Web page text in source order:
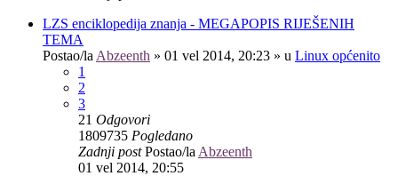
LZS enciklopedija znanja - MEGAPOPIS RIJEŠENIH
TEMA
Postao/la Abzeenth » 01 vel 2014, 20:23 » u Linux općenito
1
2
3
21 Odgovori
1809735 Pogledano
Zadnji postPostao/la Abzeenth
01 vel 2014, 20:55